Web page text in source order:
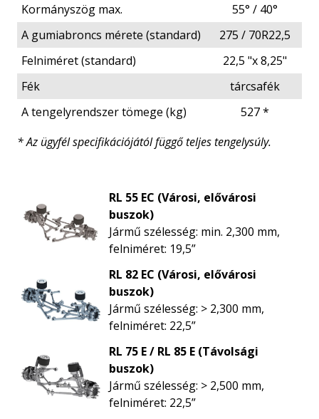
Kormányszög max.
55° / 40°
A gumiabroncs mérete (standard)
275 / 70R22,5
Felniméret (standard)
22,5 "x 8,25"
Fék
tárcsafék
A tengelyrendszer tömege (kg)
527 *
* Az ügyfél specifikációjától függő teljes tengelysúly.
RL 55 EC (Városi, elővárosi
buszok)
Jármű szélesség: min. 2,300 mm,
felniméret: 19,5”
RL 82 EC (Városi, elővárosi
buszok)
Jármű szélesség: > 2,300 mm,
felniméret: 22,5”
RL 75 E / RL 85 E (Távolsági
buszok)
Jármű szélesség: > 2,500 mm,
felniméret: 22,5”